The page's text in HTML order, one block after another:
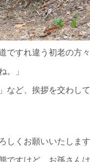
すれ違う初老の方々
。」
ど、挨拶を交わし
くお願いいたします